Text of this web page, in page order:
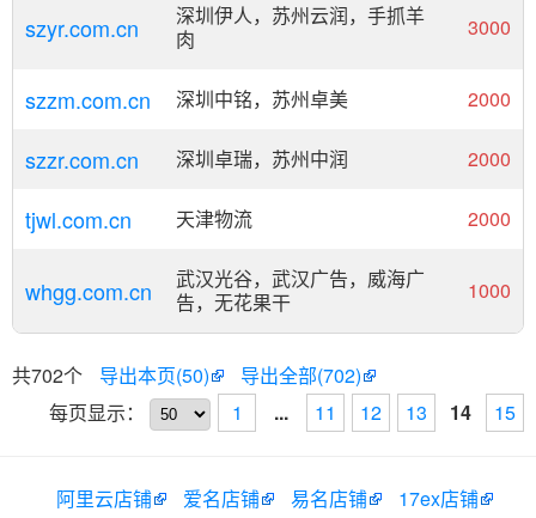
szyr.com.cn
深圳伊人，苏州云润，手抓羊
肉
3000
szzm.com.cn 深圳中铭，苏州卓美 2000
szzr.com.cn 深圳卓瑞，苏州中润 2000
tjwl.com.cn 天津物流 2000
whgg.com.cn
武汉光谷，武汉广告，威海广
告，无花果干
1000
共702个 导出本页(50)
导出全部(702)
每页显示：
1 ... 11 12 13 14 15
阿里云店铺 爱名店铺 易名店铺 17ex店铺